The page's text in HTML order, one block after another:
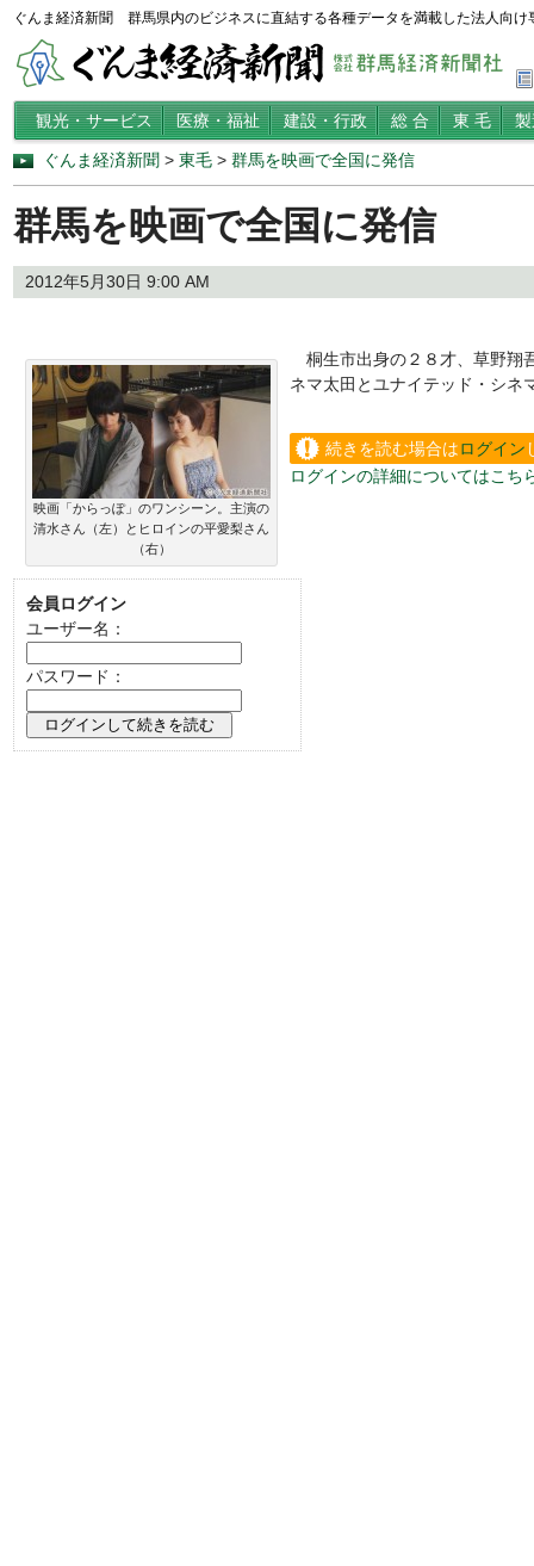
ぐんま経済新聞 群馬県内のビジネスに直結する各種データを満載した法人向け
観光・サービス 医療・福祉 建設・行政 総 合 東 毛
ぐんま経済新聞 > 東毛 > 群馬を映画で全国に発信
群馬を映画で全国に発信
2012年5月30日 9:00 AM
映画「からっぽ」のワンシーン。主演の
清水さん（左）とヒロインの平愛梨さん
（右）
桐生市出身の２８才、草野翔
ネマ太田とユナイテッド・シネ
続きを読む場合はログイン
い。
ログインの詳細についてはこち
会員ログイン
ユーザー名：
パスワード：